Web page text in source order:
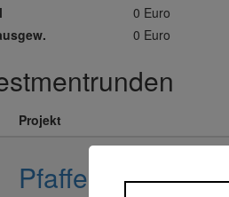
0 Euro
0 Euro
Projekt
Pfaffenhofen